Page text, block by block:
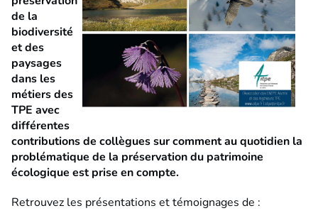
de la
biodiversité
et des
paysages
dans les
métiers des
TPE avec
différentes
contributions de collègues sur comment au quotidien la
problématique de la préservation du patrimoine
écologique est prise en compte.
Retrouvez les présentations et témoignages de :